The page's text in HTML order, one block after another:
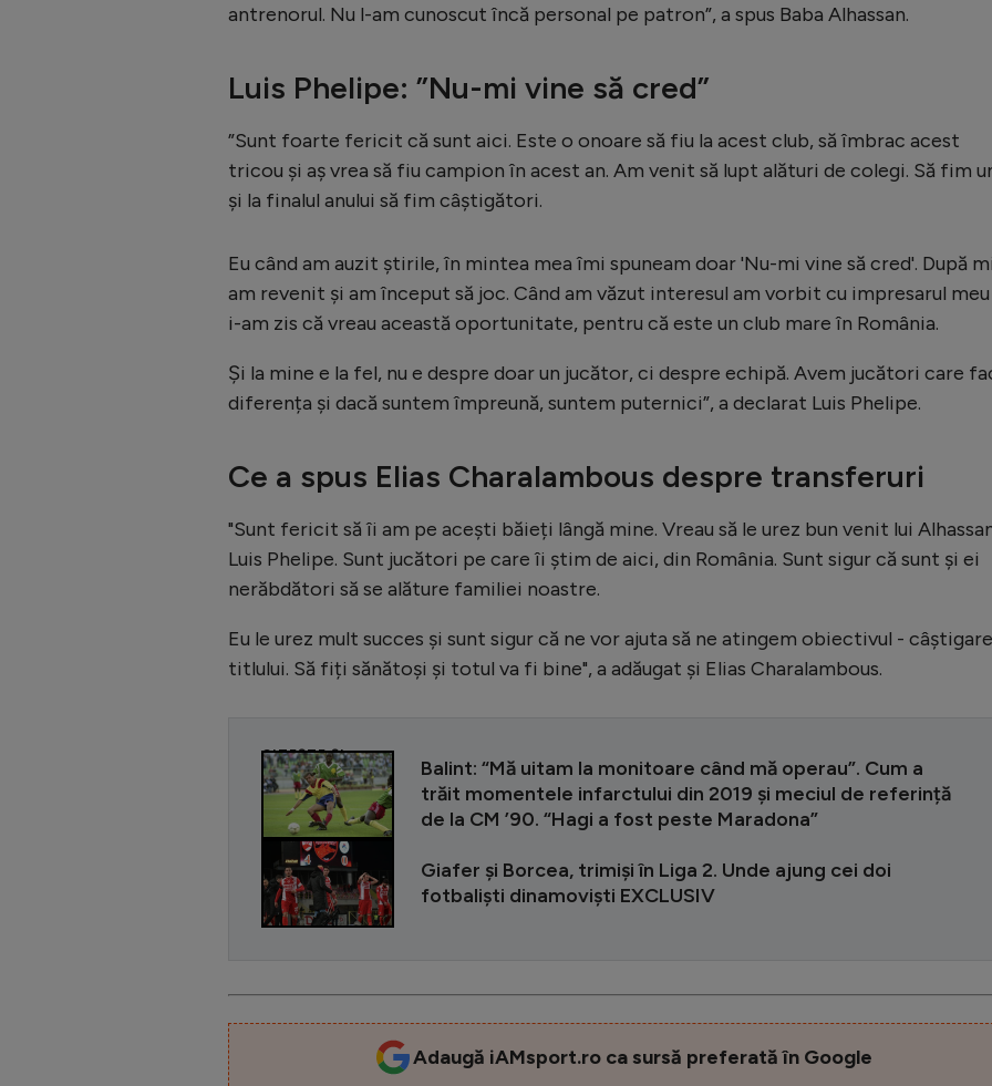
antrenorul. Nu l-am cunoscut încă personal pe patron”, a spus Baba Alhassan.
Luis Phelipe: ”Nu-mi vine să cred”
”Sunt foarte fericit că sunt aici. Este o onoare să fiu la acest club, să îmbrac acest
tricou și aș vrea să fiu campion în acest an. Am venit să lupt alături de colegi. Să fim
și la finalul anului să fim câștigători.
Eu când am auzit știrile, în mintea mea îmi spuneam doar 'Nu-mi vine să cred'. După
am revenit și am început să joc. Când am văzut interesul am vorbit cu impresarul
i-am zis că vreau această oportunitate, pentru că este un club mare în România.
Și la mine e la fel, nu e despre doar un jucător, ci despre echipă. Avem jucători care
diferența și dacă suntem împreună, suntem puternici”, a declarat Luis Phelipe.
Ce a spus Elias Charalambous despre transferuri
"Sunt fericit să îi am pe acești băieți lângă mine. Vreau să le urez bun venit lui
Luis Phelipe. Sunt jucători pe care îi știm de aici, din România. Sunt sigur că sunt și ei
nerăbdători să se alăture familiei noastre.
Eu le urez mult succes și sunt sigur că ne vor ajuta să ne atingem obiectivul -
titlului. Să fiți sănătoși și totul va fi bine", a adăugat și Elias Charalambous.
CITEȘTE ȘI
Balint: “Mă uitam la monitoare când mă operau”. Cum a
trăit momentele infarctului din 2019 și meciul de referință
de la CM ’90. “Hagi a fost peste Maradona”
Giafer și Borcea, trimiși în Liga 2. Unde ajung cei doi
fotbaliști dinamoviști EXCLUSIV
Adaugă iAMsport.ro ca sursă preferată în Google